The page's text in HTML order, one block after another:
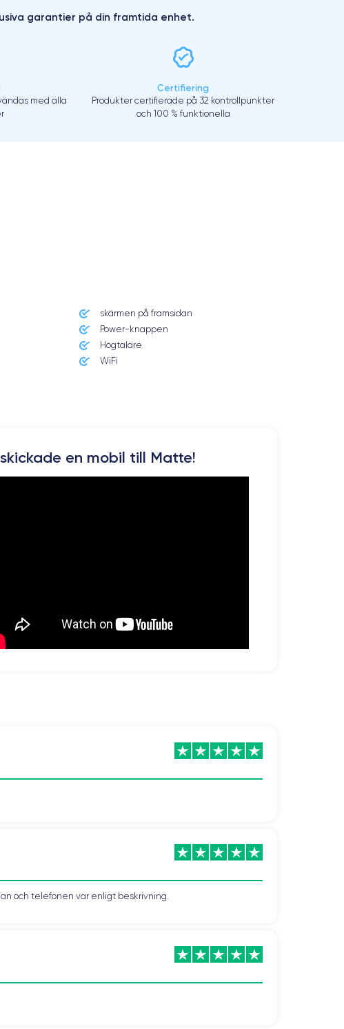
garantier på din framtida enhet.
med alla
Certifiering
Produkter certifierade på 32 kontrollpunkter
och 100 % funktionella
skärmen på framsidan
Power-knappen
Högtalare
WiFi
en mobil till Matte!
och telefonen var enligt beskrivning.